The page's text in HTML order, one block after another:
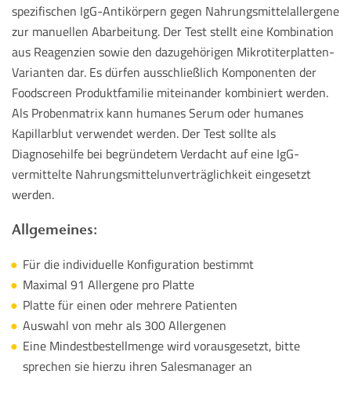
spezifischen IgG-Antikörpern gegen Nahrungsmittelallergene
zur manuellen Abarbeitung. Der Test stellt eine Kombination
aus Reagenzien sowie den dazugehörigen Mikrotiterplatten-
Varianten dar. Es dürfen ausschließlich Komponenten der
Foodscreen Produktfamilie miteinander kombiniert werden.
Als Probenmatrix kann humanes Serum oder humanes
Kapillarblut verwendet werden. Der Test sollte als
Diagnosehilfe bei begründetem Verdacht auf eine IgG-
vermittelte Nahrungsmittelunverträglichkeit eingesetzt
werden.
Allgemeines:
Für die individuelle Konfiguration bestimmt
Maximal 91 Allergene pro Platte
Platte für einen oder mehrere Patienten
Auswahl von mehr als 300 Allergenen
Eine Mindestbestellmenge wird vorausgesetzt, bitte
sprechen sie hierzu ihren Salesmanager an